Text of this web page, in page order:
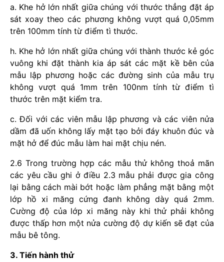
a. Khe hở lớn nhất giữa chúng với thước thẳng đặt áp
sát xoay theo các phương không vượt quá 0,05mm
trên 100mm tính từ điểm tì thước.
h. Khe hở lớn nhất giữa chúng với thành thước kẻ góc
vuông khi đặt thành kia áp sát các mặt kề bên của
mẫu lập phương hoặc các đường sinh của mẫu trụ
không vượt quá 1mm trên 100nm tính từ điểm tì
thước trên mặt kiểm tra.
c. Đối với các viên mẫu lập phương và các viên nửa
dầm đã uốn không lấy mặt tạo bởi đáy khuôn đúc và
mặt hở để đúc mẫu làm hai mặt chịu nén.
2.6 Trong trường hợp các mẫu thử không thoả mãn
các yêu cầu ghi ở điều 2.3 mẫu phải được gia công
lại bằng cách mài bớt hoặc làm phẳng mặt bằng một
lớp hồ xi măng cứng đanh không dày quá 2mm.
Cường độ của lớp xi măng này khi thử phải không
được thấp hơn một nửa cường độ dự kiến sẽ đạt của
mẫu bê tông.
3. Tiến hành thử